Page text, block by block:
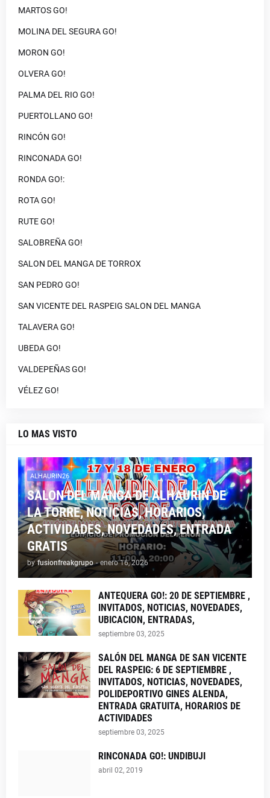
MARTOS GO!
MOLINA DEL SEGURA GO!
MORON GO!
OLVERA GO!
PALMA DEL RIO GO!
PUERTOLLANO GO!
RINCÓN GO!
RINCONADA GO!
RONDA GO!:
ROTA GO!
RUTE GO!
SALOBREÑA GO!
SALON DEL MANGA DE TORROX
SAN PEDRO GO!
SAN VICENTE DEL RASPEIG SALON DEL MANGA
TALAVERA GO!
UBEDA GO!
VALDEPEÑAS GO!
VÉLEZ GO!
LO MAS VISTO
ALHAURIN26
SALON DEL MANGA DE ALHAURIN DE
LA TORRE, NOTICIAS, HORARIOS,
ACTIVIDADES, NOVEDADES, ENTRADA
GRATIS
by fusionfreakgrupo - enero 16, 2026
ANTEQUERA GO!: 20 DE SEPTIEMBRE ,
INVITADOS, NOTICIAS, NOVEDADES,
UBICACION, ENTRADAS,
septiembre 03, 2025
SALÓN DEL MANGA DE SAN VICENTE
DEL RASPEIG: 6 DE SEPTIEMBRE ,
INVITADOS, NOTICIAS, NOVEDADES,
POLIDEPORTIVO GINES ALENDA,
ENTRADA GRATUITA, HORARIOS DE
ACTIVIDADES
septiembre 03, 2025
RINCONADA GO!: UNDIBUJI
abril 02, 2019